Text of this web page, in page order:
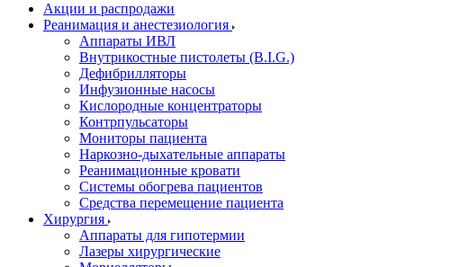
Акции и распродажи
Реанимация и анестезиология
Аппараты ИВЛ
Внутрикостные пистолеты (B.I.G.)
Дефибрилляторы
Инфузионные насосы
Кислородные концентраторы
Контрпульсаторы
Мониторы пациента
Наркозно-дыхательные аппараты
Реанимационные кровати
Системы обогрева пациентов
Средства перемещение пациента
Хирургия
Аппараты для гипотермии
Лазеры хирургические